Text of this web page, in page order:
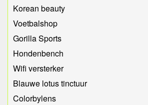
Korean beauty
Voetbalshop
Gorilla Sports
Hondenbench
Wifi versterker
Blauwe lotus tinctuur
Colorbylens